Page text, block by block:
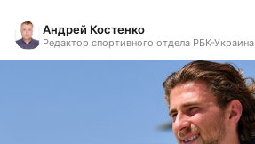
Андрей Костенко
Редактор спортивного отдела РБК-Украина